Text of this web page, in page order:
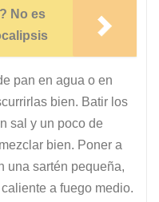
No es
pan en agua o en
bien. Batir los
sal y un poco de
bien. Poner a
una sartén pequeña,
a fuego medio.